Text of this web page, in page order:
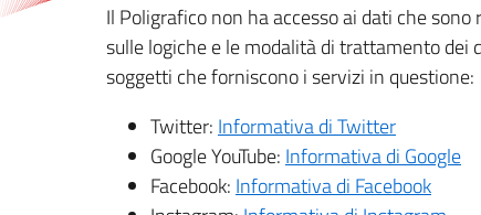
Il Poligrafico non ha accesso ai dati che
sulle logiche e le modalità di trattamento
soggetti che forniscono i servizi in questione:
Twitter: Informativa di Twitter
Google YouTube: Informativa di Google
Facebook: Informativa di Facebook